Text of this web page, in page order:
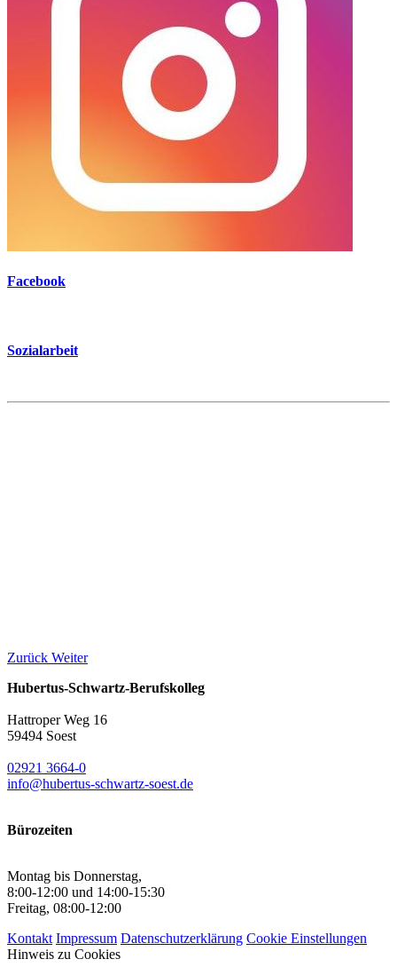
Facebook
Sozialarbeit
Zurück Weiter
Hubertus-Schwartz-Berufskolleg
Hattroper Weg 16
59494 Soest
02921 3664-0
info@hubertus-schwartz-soest.de
Bürozeiten
Montag bis Donnerstag,
8:00-12:00 und 14:00-15:30
Freitag, 08:00-12:00
Kontakt Impressum Datenschutzerklärung Cookie Einstellungen
Hinweis zu Cookies